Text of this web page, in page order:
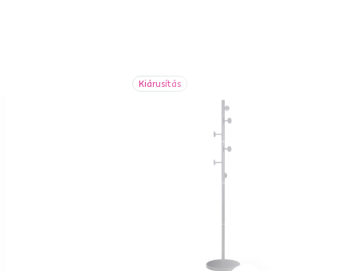
Kiárusítás